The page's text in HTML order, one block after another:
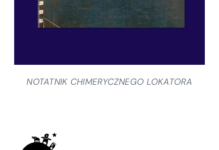
NOTATNIK CHIMERYCZNEGO LOKATORA